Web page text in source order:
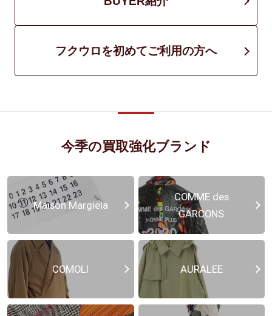
フクウロを初めてご利用の方へ
今季の買取強化ブランド
Maison Margiela
COMME des
GARCONS
COMOLI AURALEE